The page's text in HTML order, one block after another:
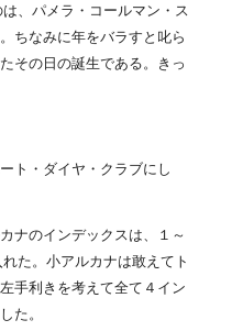
、パメラ・コールマン・ス
ちなみに年をバラすと叱ら
その日の誕生である。きっ
ト・ダイヤ・クラブにし
ナのインデックスは、１～
た。小アルカナは敢えてト
手利きを考えて全て４イン
た。